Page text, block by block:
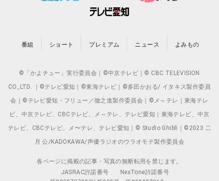
番組 ショート プレミアム ニュース よみもの
©「かよチュー」実行委員会｜©中京テレビ｜© CBC TELEVISION
CO.,LTD. ｜©テレビ愛知｜©東海テレビ｜©多田かおる/ イタキス製作委員
会｜©テレビ愛知・フリュー／徹之進製作委員会｜©メ～テレ｜東海テレ
ビ、中京テレビ、CBCテレビ、メ～テレ、テレビ愛知｜東海テレビ、中京
テレビ、CBCテレビ、メ〜テレ、テレビ愛知｜© Studio Ghibli｜©2023 二
月 公/KADOKAWA/声優ラジオのウラオモテ製作委員会
各ページに掲載の記事・写真の無断転用を禁じます。
JASRAC許諾番号
NexTone許諾番号